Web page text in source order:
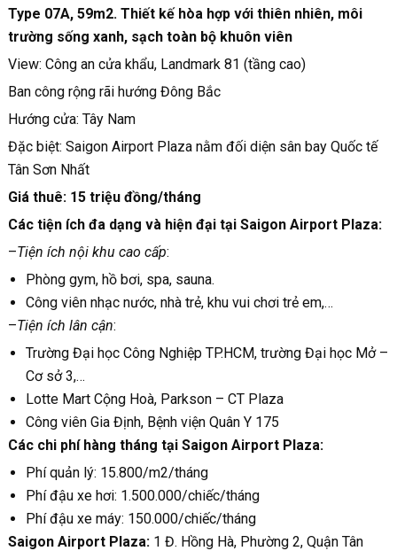
Type 07A, 59m2. Thiết kế hòa hợp với thiên nhiên, môi
trường sống xanh, sạch toàn bộ khuôn viên
View: Công an cửa khẩu, Landmark 81 (tầng cao)
Ban công rộng rãi hướng Đông Bắc
Hướng cửa: Tây Nam
Đặc biệt: Saigon Airport Plaza nằm đối diện sân bay Quốc tế
Tân Sơn Nhất
Giá thuê: 15 triệu đồng/tháng
Các tiện ích đa dạng và hiện đại tại Saigon Airport Plaza:
–Tiện ích nội khu cao cấp:
Phòng gym, hồ bơi, spa, sauna.
Công viên nhạc nước, nhà trẻ, khu vui chơi trẻ em,…
–Tiện ích lân cận:
Trường Đại học Công Nghiệp TP.HCM, trường Đại học Mở –
Cơ sở 3,…
Lotte Mart Cộng Hoà, Parkson – CT Plaza
Công viên Gia Định, Bệnh viện Quân Y 175
Các chi phí hàng tháng tại Saigon Airport Plaza:
Phí quản lý: 15.800/m2/tháng
Phí đậu xe hơi: 1.500.000/chiếc/tháng
Phí đậu xe máy: 150.000/chiếc/tháng
Saigon Airport Plaza: 1 Đ. Hồng Hà, Phường 2, Quận Tân